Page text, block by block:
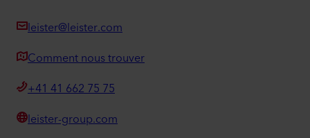
leister@leister.com
Comment nous trouver
+41 41 662 75 75
leister-group.com